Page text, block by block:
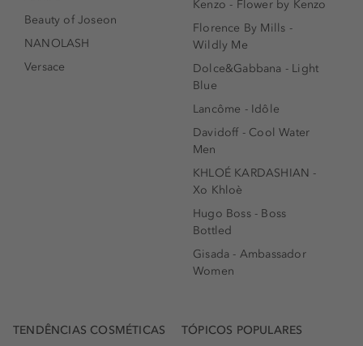
Beauty of Joseon
NANOLASH
Versace
Kenzo - Flower by Kenzo
Florence By Mills -
Wildly Me
Dolce&Gabbana - Light
Blue
Lancôme - Idôle
Davidoff - Cool Water
Men
KHLOÉ KARDASHIAN -
Xo Khloè
Hugo Boss - Boss
Bottled
Gisada - Ambassador
Women
TENDÊNCIAS COSMÉTICAS TÓPICOS POPULARES